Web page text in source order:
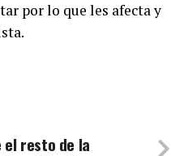
por lo que les afecta y
el resto de la